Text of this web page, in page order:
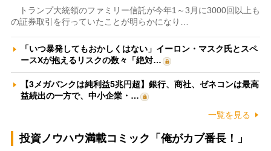
トランプ大統領のファミリー信託が今年1～3月に3000回以上も
の証券取引を行っていたことが明らかになり…
「いつ暴発してもおかしくはない」イーロン・マスク氏とスペ
ースXが抱えるリスクの数々「絶対…
【3メガバンクは純利益5兆円超】銀行、商社、ゼネコンは最高
益続出の一方で、中小企業・…
一覧を見る
投資ノウハウ満載コミック「俺がカブ番長！」